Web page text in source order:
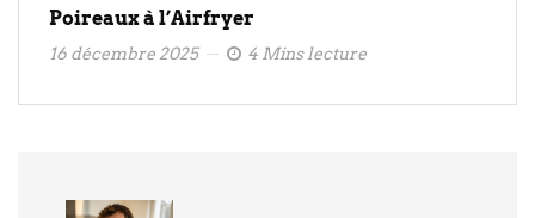
Poireaux à l’Airfryer
16 décembre 2025 4 Mins lecture